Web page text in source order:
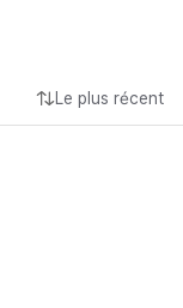
Le plus récent